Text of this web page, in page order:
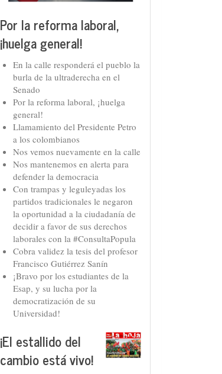
Por la reforma laboral,
¡huelga general!
En la calle responderá el pueblo la
burla de la ultraderecha en el
Senado
Por la reforma laboral, ¡huelga
general!
Llamamiento del Presidente Petro
a los colombianos
Nos vemos nuevamente en la calle
Nos mantenemos en alerta para
defender la democracia
Con trampas y leguleyadas los
partidos tradicionales le negaron
la oportunidad a la ciudadanía de
decidir a favor de sus derechos
laborales con la #ConsultaPopula
Cobra validez la tesis del profesor
Francisco Gutiérrez Sanín
¡Bravo por los estudiantes de la
Esap, y su lucha por la
democratización de su
Universidad!
¡El estallido del
cambio está vivo!